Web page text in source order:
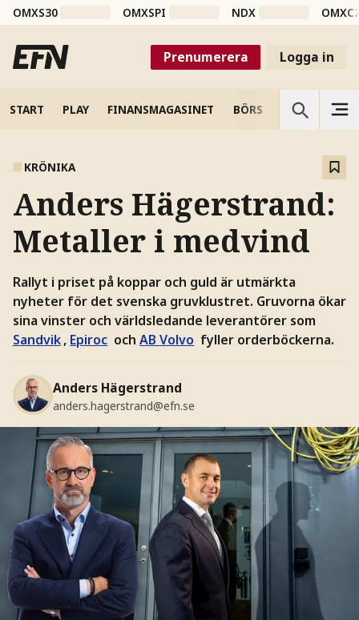
OMXS30 OMXSPI NDX
Prenumerera Logga in
START PLAY FINANSMAGASINET BÖRS VETENSKAP
KRÖNIKA
Anders Hägerstrand:
Metaller i medvind
Rallyt i priset på koppar och guld är utmärkta
nyheter för det svenska gruvklustret. Gruvorna ökar
sina vinster och världsledande leverantörer som
Sandvik , Epiroc ochAB Volvo fyller orderböckerna.
Anders Hägerstrand
anders.hagerstrand@efn.se